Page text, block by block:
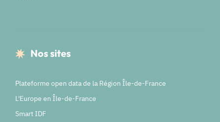
Nos sites
Plateforme open data de la Région Île-de-France
L'Europe en Île-de-France
Smart IDF